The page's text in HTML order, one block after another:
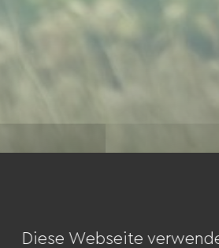
Diese Webseite